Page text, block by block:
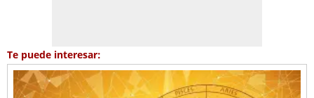
Te puede interesar: